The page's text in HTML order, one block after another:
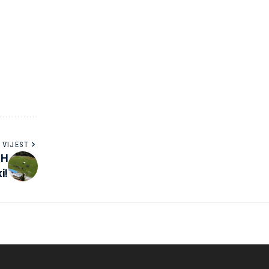
VIJEST